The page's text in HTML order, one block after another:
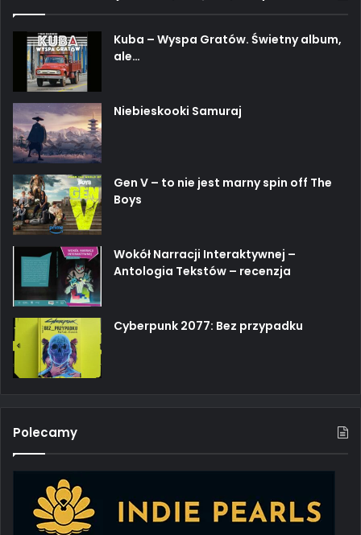
Kuba – Wyspa Gratów. Świetny album,
ale…
Niebieskooki Samuraj
Gen V – to nie jest marny spin off The
Boys
Wokół Narracji Interaktywnej –
Antologia Tekstów – recenzja
Cyberpunk 2077: Bez przypadku
Polecamy